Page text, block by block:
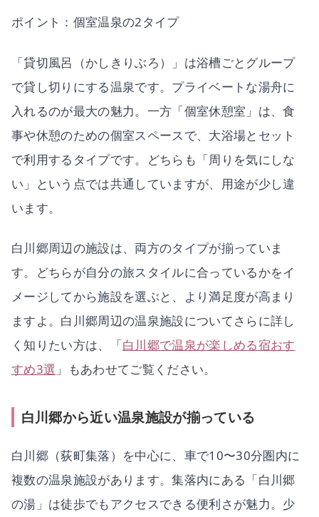
ポイント：個室温泉の2タイプ
「貸切風呂（かしきりぶろ）」は浴槽ごとグループ
で貸し切りにする温泉です。プライベートな湯舟に
入れるのが最大の魅力。一方「個室休憩室」は、食
事や休憩のための個室スペースで、大浴場とセット
で利用するタイプです。どちらも「周りを気にしな
い」という点では共通していますが、用途が少し違
います。
白川郷周辺の施設は、両方のタイプが揃っていま
す。どちらが自分の旅スタイルに合っているかをイ
メージしてから施設を選ぶと、より満足度が高まり
ますよ。白川郷周辺の温泉施設についてさらに詳し
く知りたい方は、「白川郷で温泉が楽しめる宿おす
すめ3選 」もあわせてご覧ください。
白川郷から近い温泉施設が揃っている
白川郷（荻町集落）を中心に、車で10〜30分圏内に
複数の温泉施設があります。集落内にある「白川郷
の湯」は徒歩でもアクセスできる便利さが魅力。少